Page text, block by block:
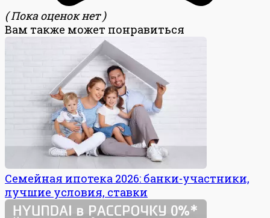
( Пока оценок нет )
Вам также может понравиться
Семейная ипотека 2026: банки-участники,
лучшие условия, ставки